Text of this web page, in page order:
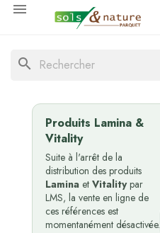

search
Produits Lamina &
Vitality
Suite à l'arrêt de la
distribution des produits
Lamina et Vitalitypar
LMS, la vente en ligne de
ces références est
momentanément désactivée.